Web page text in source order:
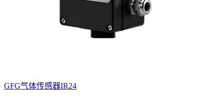
GFG气体传感器IR24